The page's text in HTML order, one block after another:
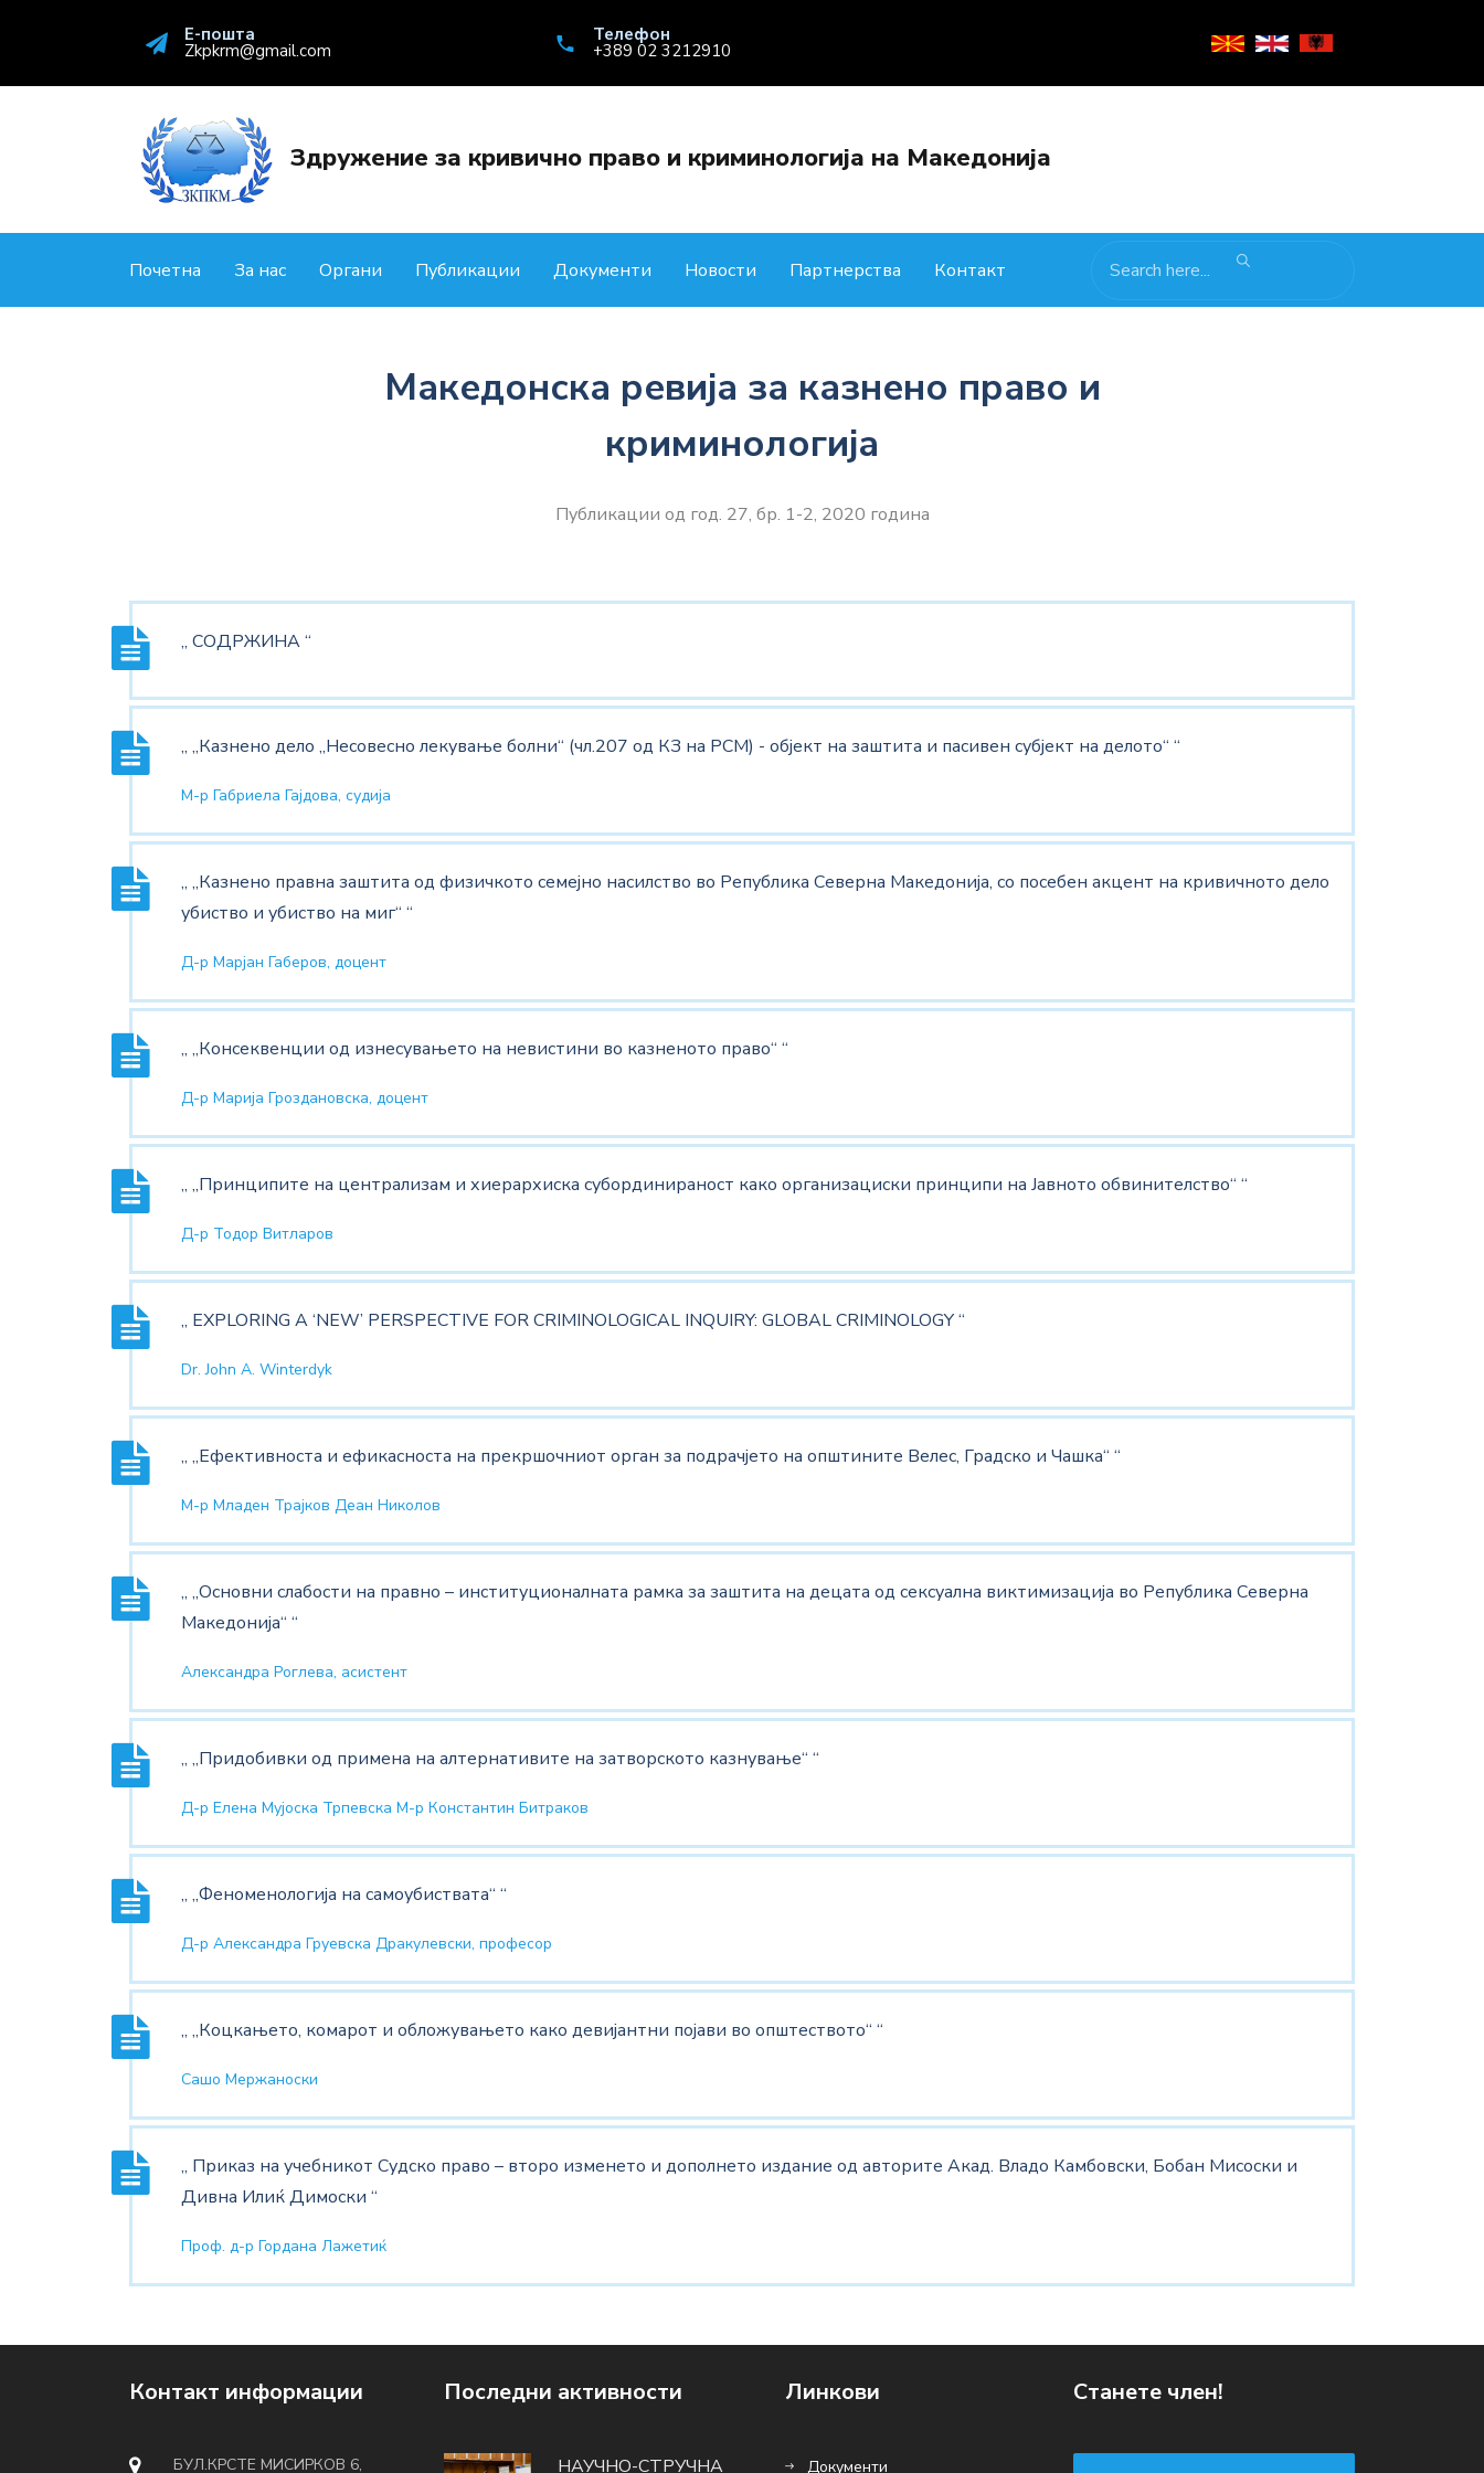
Е-пошта
Zkpkrm@gmail.com
Телефон
+389 02 3212910
Здружение за кривично право и криминологија на Македонија
Почетна За нас Органи Публикации Документи Новости Партнерства Контакт
Македонска ревија за казнено право и
криминологија
Публикации од год. 27, бр. 1-2, 2020 година
„ СОДРЖИНА “
„ „Казнено дело „Несовесно лекување болни“ (чл.207 од КЗ на РСМ) - објект на заштита и пасивен субјект на делото“ “
М-р Габриела Гајдова, судија
„ „Казнено правна заштита од физичкото семејно насилство во Република Северна Македонија, со посебен акцент на кривичното дело
убиство и убиство на миг“ “
Д-р Марјан Габеров, доцент
„ „Консеквенции од изнесувањето на невистини во казненото право“ “
Д-р Марија Гроздановска, доцент
„ „Принципите на централизам и хиерархиска субординираност како организациски принципи на Јавното обвинителство“ “
Д-р Тодор Витларов
„ EXPLORING A ‘NEW’ PERSPECTIVE FOR CRIMINOLOGICAL INQUIRY: GLOBAL CRIMINOLOGY “
Dr. John A. Winterdyk
„ „Ефективноста и ефикасноста на прекршочниот орган за подрачјето на општините Велес, Градско и Чашка“ “
М-р Младен Трајков Деан Николов
„ „Основни слабости на правно – институционалната рамка за заштита на децата од сексуална виктимизација во Република Северна
Македонија“ “
Александра Роглева, асистент
„ „Придобивки од примена на алтернативите на затворското казнување“ “
Д-р Елена Мујоска Трпевска М-р Константин Битраков
„ „Феноменологија на самоубиствата“ “
Д-р Александра Груевска Дракулевски, професор
„ „Коцкањето, комарот и обложувањето како девијантни појави во општеството“ “
Сашо Мержаноски
„ Приказ на учебникот Судско право – второ изменето и дополнето издание од авторите Акад. Владо Камбовски, Бобан Мисоски и
Дивна Илиќ Димоски “
Проф. д-р Гордана Лажетиќ
Контакт информации
БУЛ.КРСТЕ МИСИРКОВ 6,
Последни активности
НАУЧНО-СТРУЧНА
Линкови
Документи
Станете член!